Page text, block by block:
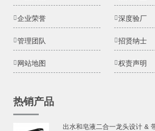
企业荣誉 深度验厂
管理团队 招贤纳士
网站地图 权责声明
热销产品
出水和皂液二合一龙头设计 &